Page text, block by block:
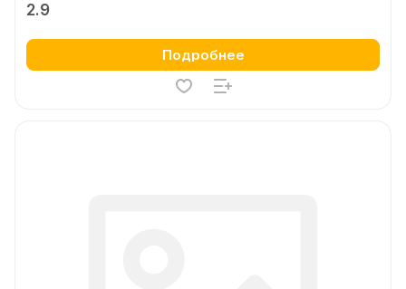
2.9
Подробнее